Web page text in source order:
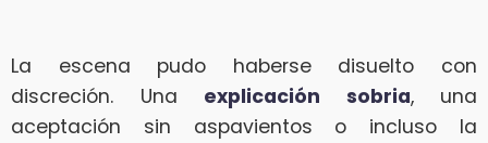
La escena pudo haberse disuelto con
discreción. Una explicación sobria, una
aceptación sin aspavientos o incluso la